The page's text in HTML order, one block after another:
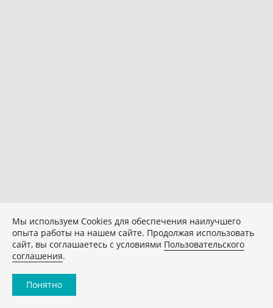
Мы используем Сookies для обеспечения наилучшего
опыта работы на нашем сайте. Продолжая использовать
сайт, вы соглашаетесь с условиями Пользовательского
соглашения.
Понятно